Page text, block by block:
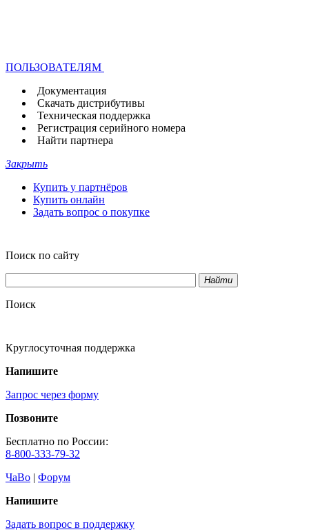
ПОЛЬЗОВАТЕЛЯМ
Документация
Скачать дистрибутивы
Техническая поддержка
Регистрация серийного номера
Найти партнера
Закрыть
Купить у партнёров
Купить онлайн
Задать вопрос о покупке
Поиск по сайту
Найти
Поиск
Круглосуточная поддержка
Напишите
Запрос через форму
Позвоните
Бесплатно по России:
8-800-333-79-32
ЧаВо | Форум
Напишите
Задать вопрос в поддержку